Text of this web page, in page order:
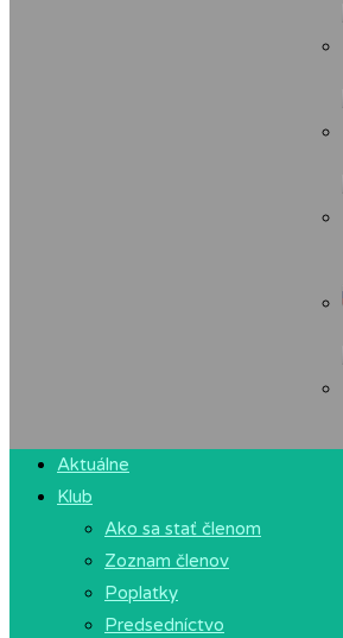
Aktuálne
Klub
Ako sa stať členom
Zoznam členov
Poplatky
Predsedníctvo